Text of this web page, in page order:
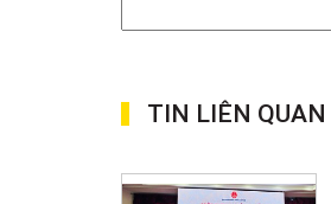
TIN LIÊN QUAN